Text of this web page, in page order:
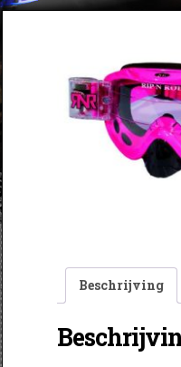
Beschrijving